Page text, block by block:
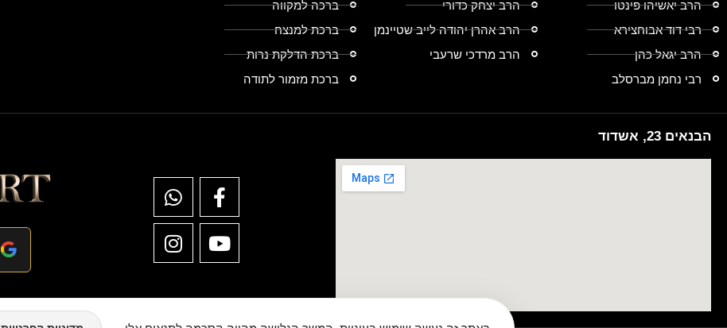
הרב יאשיהו פינטו
רבי דוד אבוחצירא
הרב יגאל כהן
רבי נחמן מברסלב
הרב יצחק כדורי
הרב אהרן יהודה לייב שטיינמן
הרב מרדכי שרעבי
ברכה למקווה
ברכת למנצח
ברכת הדלקת נרות
ברכת מזמור לתודה
הבנאים 23, אשדוד